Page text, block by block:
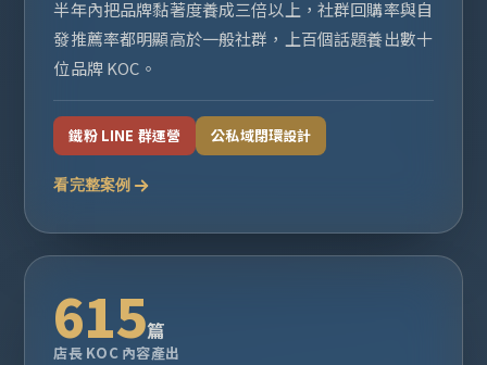
半年內把品牌黏著度養成三倍以上，社群回購率與自
發推薦率都明顯高於一般社群，上百個話題養出數十
位品牌 KOC。
鐵粉 LINE 群運營 公私域閉環設計
看完整案例
615篇
店長 KOC 內容產出